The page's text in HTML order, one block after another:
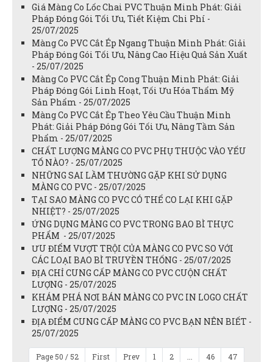
Giá Màng Co Lốc Chai PVC Thuận Minh Phát: Giải
Pháp Đóng Gói Tối Ưu, Tiết Kiệm Chi Phí -
25/07/2025
Màng Co PVC Cắt Ép Ngang Thuận Minh Phát: Giải
Pháp Đóng Gói Tối Ưu, Nâng Cao Hiệu Quả Sản Xuất
- 25/07/2025
Màng Co PVC Cắt Ép Cong Thuận Minh Phát: Giải
Pháp Đóng Gói Linh Hoạt, Tối Ưu Hóa Thẩm Mỹ
Sản Phẩm - 25/07/2025
Màng Co PVC Cắt Ép Theo Yêu Cầu Thuận Minh
Phát: Giải Pháp Đóng Gói Tối Ưu, Nâng Tầm Sản
Phẩm - 25/07/2025
CHẤT LƯỢNG MÀNG CO PVC PHỤ THUỘC VÀO YẾU
TỐ NÀO? - 25/07/2025
NHỮNG SAI LẦM THƯỜNG GẶP KHI SỬ DỤNG
MÀNG CO PVC - 25/07/2025
TẠI SAO MÀNG CO PVC CÓ THỂ CO LẠI KHI GẶP
NHIỆT? - 25/07/2025
ỨNG DỤNG MÀNG CO PVC TRONG BAO BÌ THỰC
PHẨM - 25/07/2025
ƯU ĐIỂM VƯỢT TRỘI CỦA MÀNG CO PVC SO VỚI
CÁC LOẠI BAO BÌ TRUYỀN THỐNG - 25/07/2025
ĐỊA CHỈ CUNG CẤP MÀNG CO PVC CUỘN CHẤT
LƯỢNG - 25/07/2025
KHÁM PHÁ NƠI BÁN MÀNG CO PVC IN LOGO CHẤT
LƯỢNG - 25/07/2025
ĐỊA ĐIỂM CUNG CẤP MÀNG CO PVC BẠN NÊN BIẾT -
25/07/2025
Page 50 / 52 First Prev 1 2 46
47